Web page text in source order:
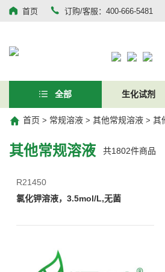
首页 订购/客服：400-666-5481
全部 生化试剂
首页 > 常规溶液 > 其他常规溶液 > 其
其他常规溶液 共1802件商品
R21450
氯化钾溶液，3.5mol/L,无菌